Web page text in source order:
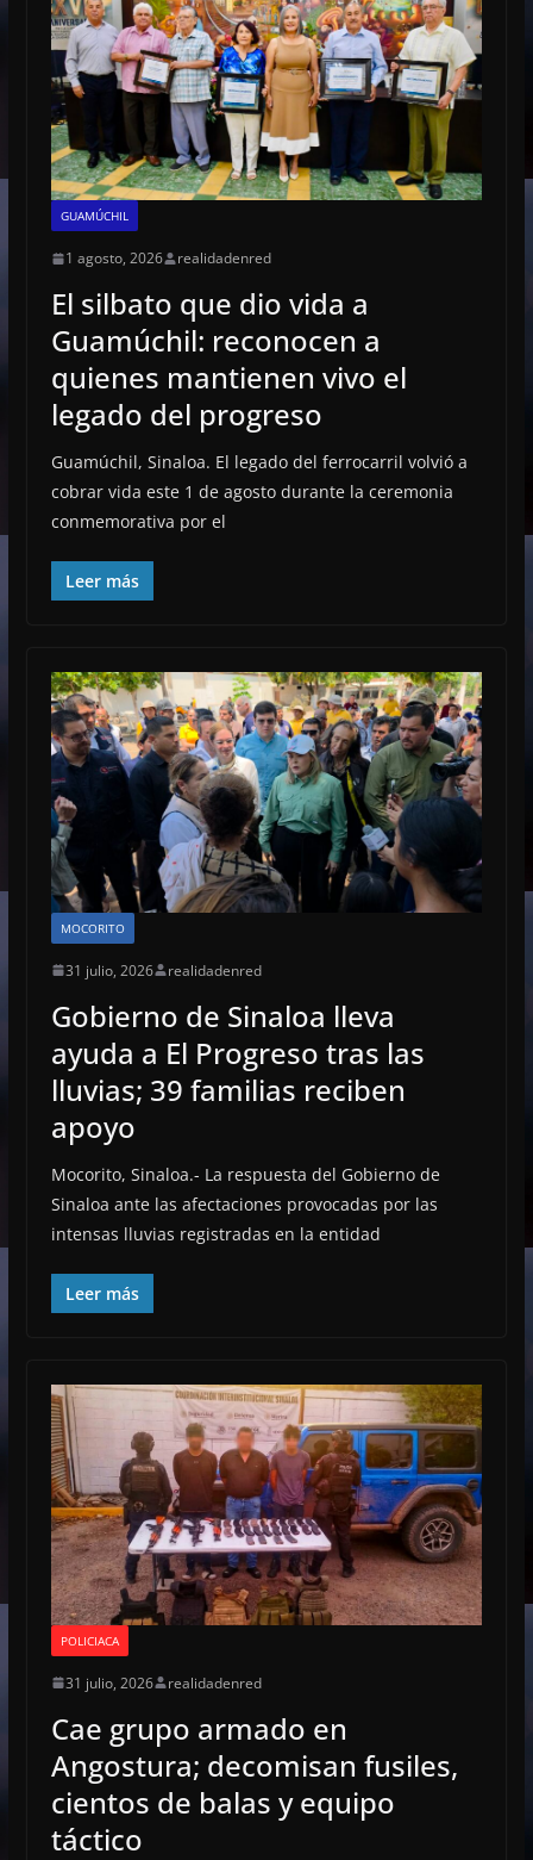
GUAMÚCHIL
1 agosto, 2026 realidadenred
El silbato que dio vida a
Guamúchil: reconocen a
quienes mantienen vivo el
legado del progreso
Guamúchil, Sinaloa. El legado del ferrocarril volvió a
cobrar vida este 1 de agosto durante la ceremonia
conmemorativa por el
Leer más
MOCORITO
31 julio, 2026 realidadenred
Gobierno de Sinaloa lleva
ayuda a El Progreso tras las
lluvias; 39 familias reciben
apoyo
Mocorito, Sinaloa.- La respuesta del Gobierno de
Sinaloa ante las afectaciones provocadas por las
intensas lluvias registradas en la entidad
Leer más
POLICIACA
31 julio, 2026 realidadenred
Cae grupo armado en
Angostura; decomisan fusiles,
cientos de balas y equipo
táctico